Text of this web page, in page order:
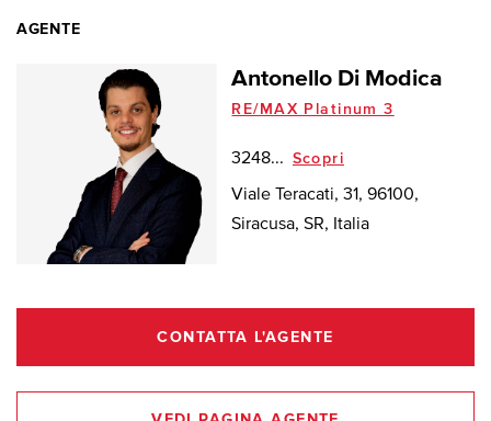
AGENTE
Antonello Di Modica
RE/MAX Platinum 3
3248... Scopri
Viale Teracati, 31, 96100,
Siracusa, SR, Italia
CONTATTA L'AGENTE